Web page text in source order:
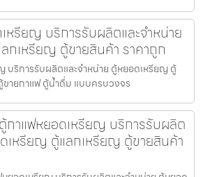
หรียญ บริการรับผลิตและจำหน่าย
กเหรียญ ตู้ขายสินค้า ราคาถูก
บริการรับผลิตและจำหน่าย ตู้หยอดเหรียญ ตู้
ายกาแฟ ตู้น้ำดื่ม แบบครบวงจร
าแฟหยอดเหรียญ บริการรับผลิต
เหรียญ ตู้แลกเหรียญ ตู้ขายสินค้า